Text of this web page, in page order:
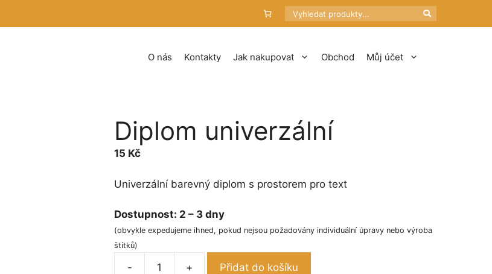
Hledat
O nás Kontakty Jak nakupovat Obchod Můj účet
Diplom univerzální
15 Kč
Univerzální barevný diplom s prostorem pro text
Dostupnost: 2 – 3 dny
(obvykle expedujeme ihned, pokud nejsou požadovány individuální úpravy nebo výroba
štítků)
- + Přidat do košíku